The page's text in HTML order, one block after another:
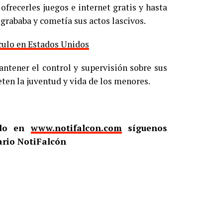
juegos e internet gratis y hasta
y cometía sus actos lascivos.
en Estados Unidos
el control y supervisión sobre sus
la juventud y vida de los menores.
enwww.notifalcon.comsíguenos
NotiFalcón